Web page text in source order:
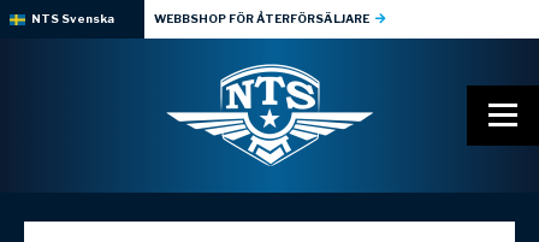
NTS Svenska WEBBSHOP FÖR ÅTERFÖRSÄLJARE